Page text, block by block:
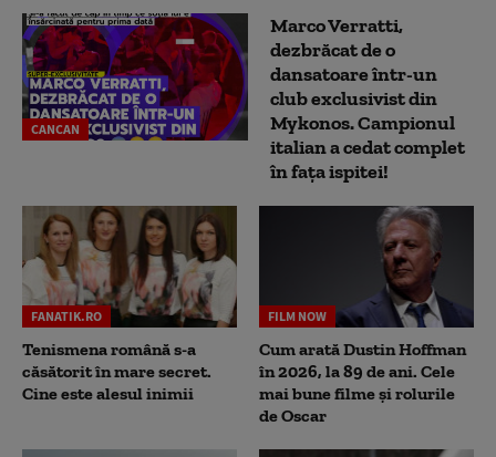
CANCAN
Marco Verratti,
dezbrăcat de o
dansatoare într-un
club exclusivist din
Mykonos. Campionul
italian a cedat complet
în fața ispitei!
FANATIK.RO
Tenismena română s-a
căsătorit în mare secret.
Cine este alesul inimii
FILM NOW
Cum arată Dustin Hoffman
în 2026, la 89 de ani. Cele
mai bune filme și rolurile
de Oscar